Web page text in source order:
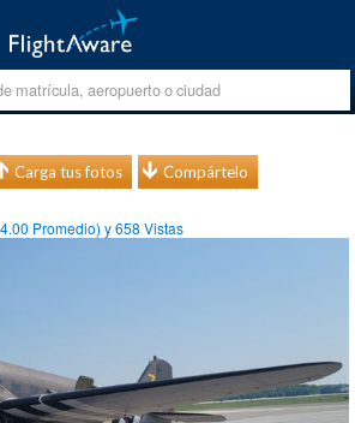
Carga tus fotos Compártelo
4.00 Promedio) y658 Vistas